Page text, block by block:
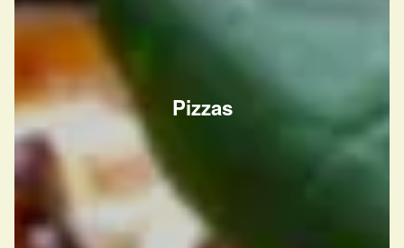
Pizzas